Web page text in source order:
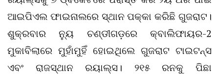
ଆଇପିଏଲ ଫାଇନାଲରେ ସ୍ଥାନ ପକ୍କା କରିଛି ଗୁଜରାଟ।
ଶୁକ୍ରବାର ନ୍ୟୁ ଚଣ୍ଡୀଗଡ଼ରେ କ୍ବାଲିଫାୟର-2
ମୁକାବିଲାରେ ମୁହାଁମୁହିଁ ହୋଇଥିଲେ ଗୁଜରାଟ ଟାଇଟନ୍ସ
ଏବଂ ରାଜସ୍ଥାନ ରୟାଲ୍ସ। ୨୧୫ ରନକୁ ପିଛା